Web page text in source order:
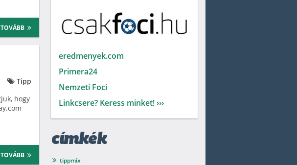
TOVÁBB
Tipp
hogy
TOVÁBB
eredmenyek.com
Primera24
Nemzeti Foci
Linkcsere? Keress minket! ›››
címkék
tippmix